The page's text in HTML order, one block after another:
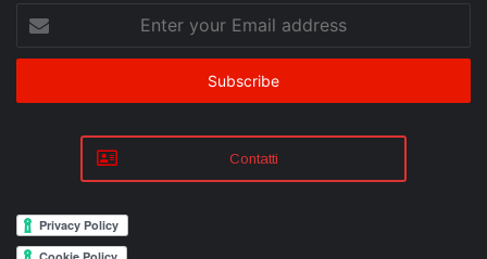
your
Email
Contatti